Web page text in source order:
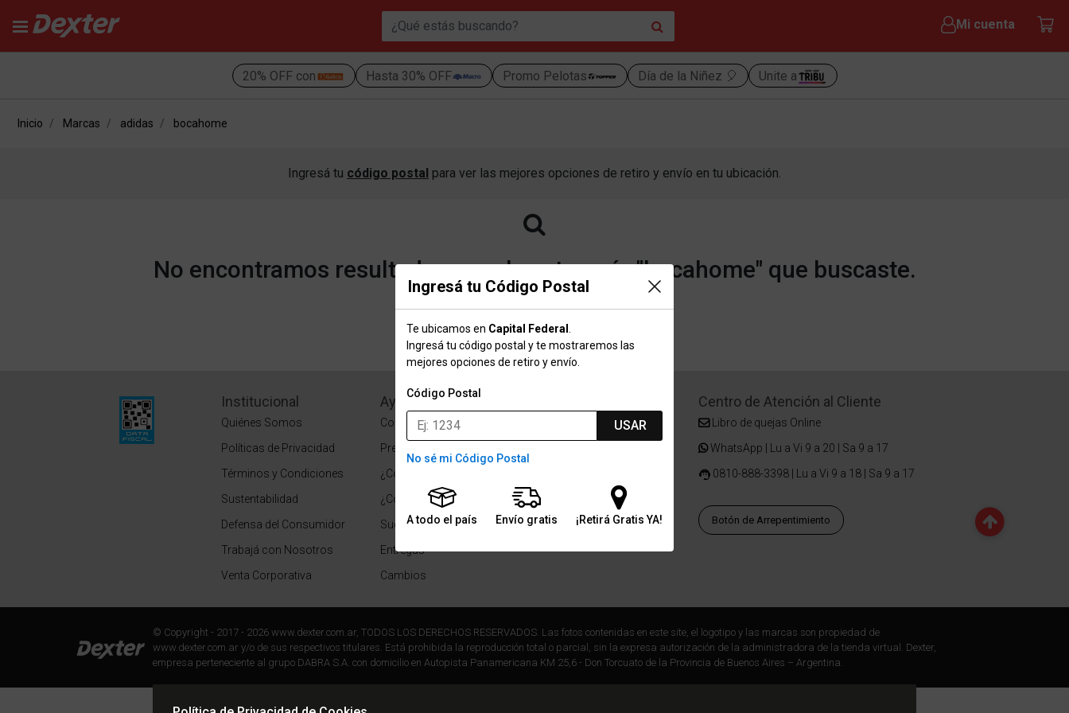
Mi cuenta
20% OFF con Hasta 30% OFF Promo Pelotas Día de la Niñez 🎈 Unite a
Ingresá tu Código Postal
Te ubicamos en Capital Federal
Ingresá tu código postal y te mostraremos las
mejores opciones de retiro y envío.
Código Postal
USAR
No sé mi Código Postal
A todo el país Envío gratis ¡Retirá Gratis YA!
Inicio Marcas adidas bocahome
Ingresá tu código postal para ver las mejores opciones de retiro y envío en tu ubicación.
No encontramos resultados para la categoría "bocahome" que buscaste.
Volver a la página de inicio
Institucional
Quiénes Somos
Políticas de Privacidad
Términos y Condiciones
Sustentabilidad
Defensa del Consumidor
Trabajá con Nosotros
Venta Corporativa
Ayuda
Condiciones de pago
Preguntas Frecuentes
¿Cómo comprar?
¿Cómo medir tu talle?
Sucursales
Entregas
Cambios
Centro de Atención al Cliente
Libro de quejas Online
WhatsApp | Lu a Vi 9 a 20 | Sa 9 a 17
0810-888-3398 | Lu a Vi 9 a 18 | Sa 9 a 17
Botón de Arrepentimiento
© Copyright - 2017 - 2026 www.dexter.com.ar, TODOS LOS DERECHOS RESERVADOS. Las fotos contenidas en este site, el logotipo y las marcas son propiedad de
www.dexter.com.ar y/o de sus respectivos titulares. Está prohibida la reproducción total o parcial, sin la expresa autorización de la administradora de la tienda virtual. Dexter,
empresa perteneciente al grupo DABRA S.A. con domicilio en Autopista Panamericana KM 25,6 - Don Torcuato de la Provincia de Buenos Aires – Argentina.